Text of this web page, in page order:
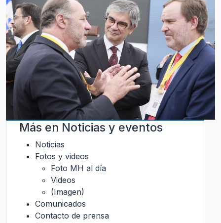
Más en Noticias y eventos
Noticias
Fotos y videos
Foto MH al día
Videos
(Imagen)
Comunicados
Contacto de prensa